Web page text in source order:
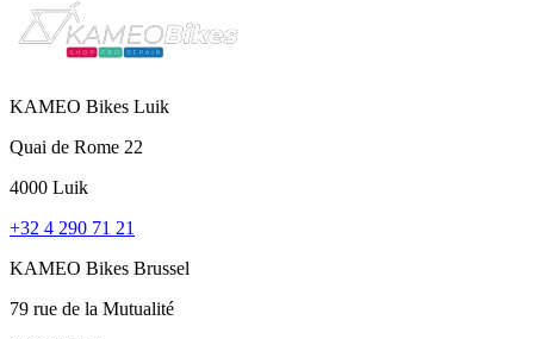
KAMEO Bikes Luik
Quai de Rome 22
4000 Luik
+32 4 290 71 21
KAMEO Bikes Brussel
79 rue de la Mutualité